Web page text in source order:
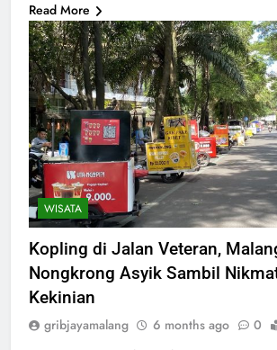
Read More
WISATA
Kopling di Jalan Veteran,
Nongkrong Asyik Sambil
Kekinian
gribjayamalang 6 months ago 0